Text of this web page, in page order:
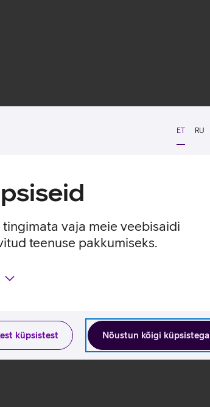
ET RU
vaja meie veebisaidi
teenuse pakkumiseks.
Nõustun kõigi küpsistega
küpsistest